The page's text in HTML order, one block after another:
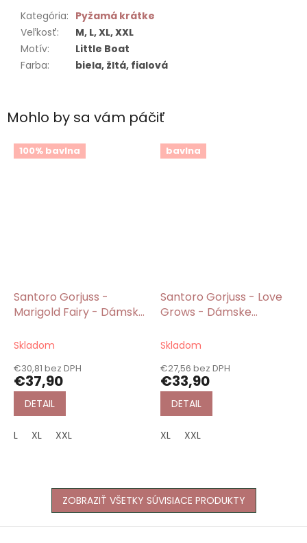
Mohlo by sa vám páčiť
100% bavlna
Santoro Gorjuss -
Marigold Fairy - Dámske
Skladom
€30,81 bez DPH
€37,90
DETAIL
L XL XXL
bavlna
Santoro Gorjuss - Love
Grows - Dámske
červené
Skladom
€27,56 bez DPH
€33,90
DETAIL
XL XXL
ZOBRAZIŤ VŠETKY SÚVISIACE PRODUKTY
Kategória: Pyžamá krátke
Veľkosť:
M, L, XL, XXL
Motív:
Little Boat
Farba: biela, žltá, fialová
Z